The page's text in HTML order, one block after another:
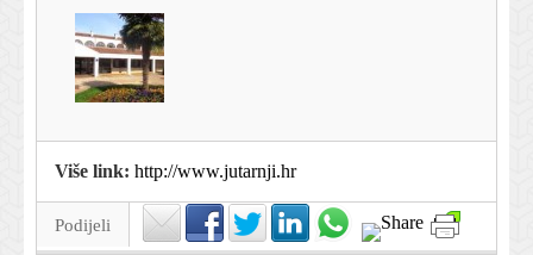
Više link: http://www.jutarnji.hr
Podijeli